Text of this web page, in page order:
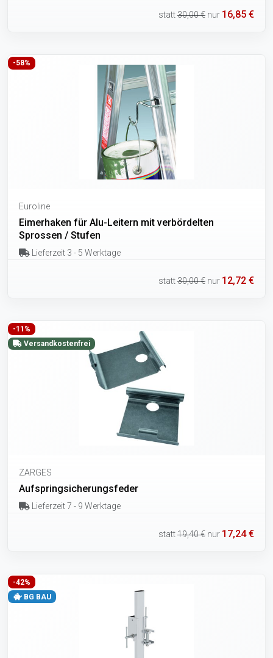
statt30,00 € nur 16,85 €
-58%
Euroline
Eimerhaken für Alu-Leitern mit verbördelten
Sprossen / Stufen
Lieferzeit 3 - 5 Werktage
statt30,00 € nur 12,72 €
-11%
Versandkostenfrei
ZARGES
Aufspringsicherungsfeder
Lieferzeit 7 - 9 Werktage
statt19,40 € nur 17,24 €
-42%
BG BAU